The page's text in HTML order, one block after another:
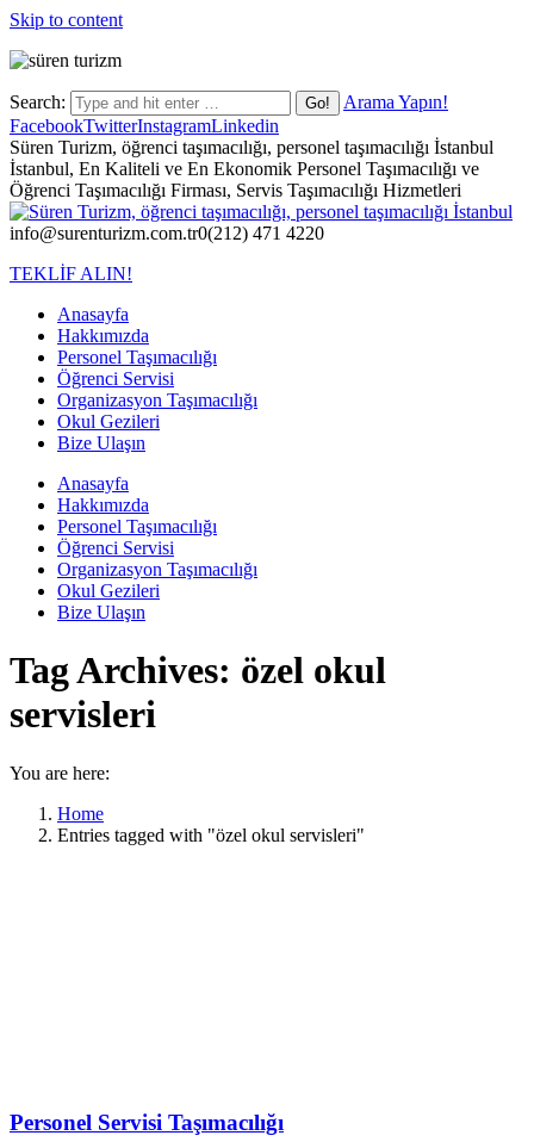
Skip to content
Search:
Arama Yapın!
FacebookTwitterInstagramLinkedin
Süren Turizm, öğrenci taşımacılığı, personel taşımacılığı İstanbul
İstanbul, En Kaliteli ve En Ekonomik Personel Taşımacılığı ve
Öğrenci Taşımacılığı Firması, Servis Taşımacılığı Hizmetleri
info@surenturizm.com.tr0(212) 471 4220
TEKLİF ALIN!
Anasayfa
Hakkımızda
Personel Taşımacılığı
Öğrenci Servisi
Organizasyon Taşımacılığı
Okul Gezileri
Bize Ulaşın
Anasayfa
Hakkımızda
Personel Taşımacılığı
Öğrenci Servisi
Organizasyon Taşımacılığı
Okul Gezileri
Bize Ulaşın
Tag Archives: özel okul
servisleri
You are here:
Home
Entries tagged with "özel okul servisleri"
Personel Servisi Taşımacılığı